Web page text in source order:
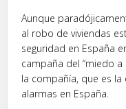
Aunque
al robo de viviendas
seguridad en España
campaña del “miedo
la compañía, que es
alarmas en España.